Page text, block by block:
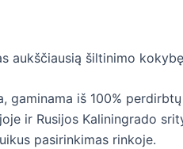
aukščiausią šiltinimo
iš 100%
ir Rusijos Kaliningrado
pasirinkimas rinkoje.